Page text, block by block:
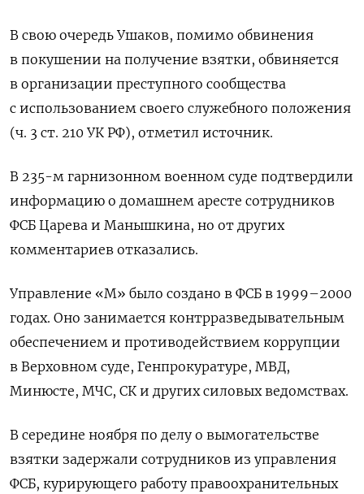
В свою очередь Ушаков, помимо обвинения
в покушении на получение взятки, обвиняется
в организации преступного сообщества
с использованием своего служебного положения
(ч. 3 ст. 210 УК РФ), отметил источник.
В 235-м гарнизонном военном суде подтвердили
информацию о домашнем аресте сотрудников
ФСБ Царева и Манышкина, но от других
комментариев отказались.
Управление «М» было создано в ФСБ в 1999–2000
годах. Оно занимается контрразведывательным
обеспечением и противодействием коррупции
в Верховном суде, Генпрокуратуре, МВД,
Минюсте, МЧС, СК и других силовых ведомствах.
В середине ноября по делу о вымогательстве
взятки задержали сотрудников из управления
ФСБ, курирующего работу правоохранительных